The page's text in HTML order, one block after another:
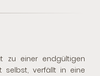
zu einer endgültigen
selbst, verfällt in eine